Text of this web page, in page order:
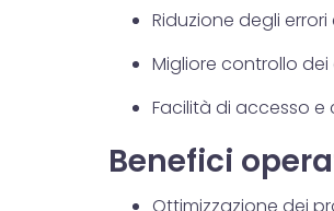
Riduzione degli
Migliore controllo
Facilità di accesso
Benefici
Ottimizzazione dei